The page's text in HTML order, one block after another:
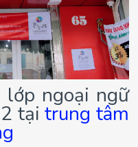
lớp ngoại ngữ
tạitrung tâm